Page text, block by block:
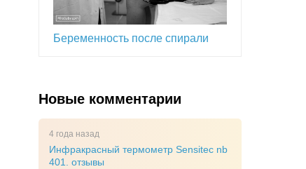
Беременность после спирали
Новые комментарии
4 года назад
Инфракрасный термометр Sensitec nb
401. отзывы